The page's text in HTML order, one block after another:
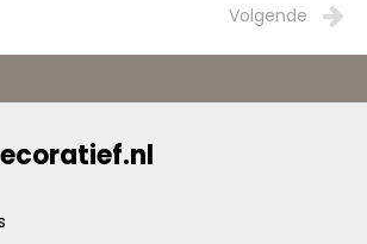
Volgende